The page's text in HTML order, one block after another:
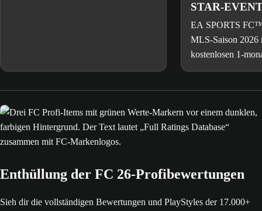
STAR-
FCM TV
EA SPORTS
MLS-Saison 2026
kostenlosen 1-
Apple TV und
Enthüllung der FC 26-Profibewertungen
Sieh dir die vollständigen Bewertungen und PlayStyles der 17.000+